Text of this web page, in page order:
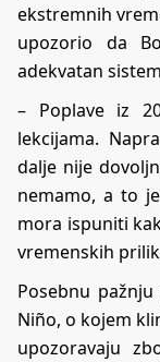
ekstremnih
upozorio da
adekvatan
– Poplave iz
lekcijama.
dalje nije
nemamo, a to
mora ispuniti
vremenskih
Posebnu
Niño, o kojem
upozoravaju